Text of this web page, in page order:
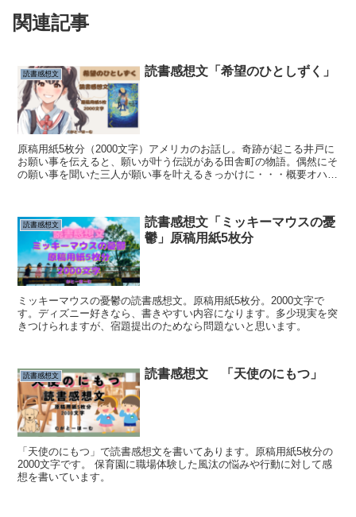
関連記事
読書感想文 読書感想文「希望のひとしずく」
原稿用紙5枚分（2000文字）アメリカのお話し。奇跡が起こる井戸に
お願い事を伝えると、願いが叶う伝説がある田舎町の物語。偶然にそ
の願い事を聞いた三人が願い事を叶えるきっかけに・・・概要オハイ
読書感想文
読書感想文「ミッキーマウスの憂
鬱」原稿用紙5枚分
ミッキーマウスの憂鬱の読書感想文。原稿用紙5枚分。2000文字で
す。ディズニー好きなら、書きやすい内容になります。多少現実を突
きつけられますが、宿題提出のためなら問題ないと思います。
読書感想文 読書感想文 「天使のにもつ」
「天使のにもつ」で読書感想文を書いてあります。原稿用紙5枚分の
2000文字です。 保育園に職場体験した風汰の悩みや行動に対して感
想を書いています。